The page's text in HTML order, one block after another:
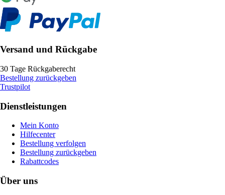
Versand und Rückgabe
30 Tage Rückgaberecht
Bestellung zurückgeben
Trustpilot
Dienstleistungen
Mein Konto
Hilfecenter
Bestellung verfolgen
Bestellung zurückgeben
Rabattcodes
Über uns